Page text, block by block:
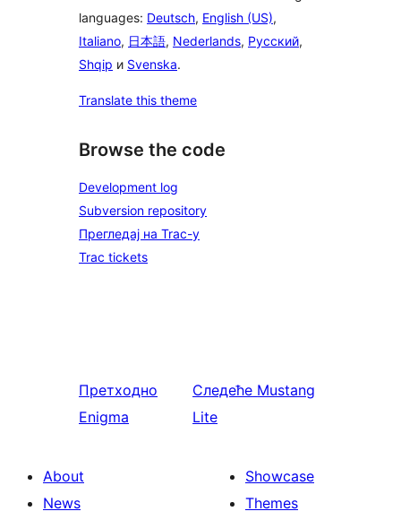
languages: Deutsch, English (US),
Italiano, 日本語, Nederlands, Русский,
Shqip и Svenska.
Translate this theme
Browse the code
Development log
Subversion repository
Прегледај на Trac-у
Trac tickets
Претходно
Enigma
Следеће Mustang
Lite
About
News
Showcase
Themes